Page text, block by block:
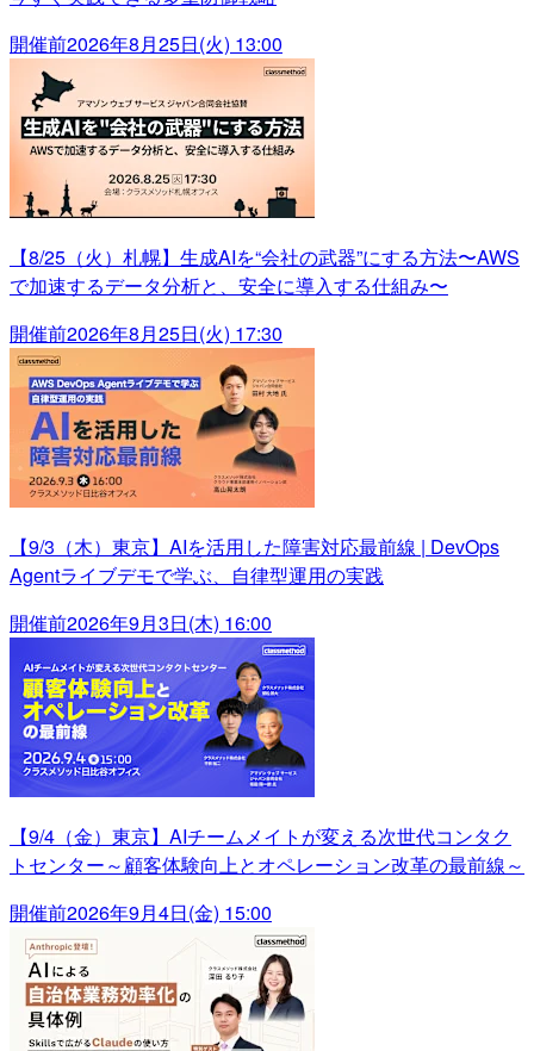
開催前2026年8月25日(火) 13:00
【8/25（火）札幌】生成AIを“会社の武器”にする方法〜AWS
で加速するデータ分析と、安全に導入する仕組み〜
開催前2026年8月25日(火) 17:30
【9/3（木）東京】AIを活用した障害対応最前線 | DevOps
Agentライブデモで学ぶ、自律型運用の実践
開催前2026年9月3日(木) 16:00
【9/4（金）東京】AIチームメイトが変える次世代コンタク
トセンター～顧客体験向上とオペレーション改革の最前線～
開催前2026年9月4日(金) 15:00